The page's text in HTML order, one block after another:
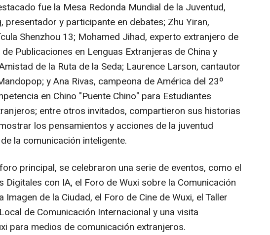
fue la Mesa Redonda Mundial de la Juventud,
, presentador y participante en debates; Zhu Yiran,
Shenzhou 13; Mohamed Jihad, experto extranjero de
Publicaciones en Lenguas Extranjeras de China y
de la Ruta de la Seda; Laurence Larson, cantautor
yAna Rivas, campeona de América del 23º
en Chino "Puente Chino" para Estudiantes
entre otros invitados, compartieron sus historias
los pensamientos y acciones de la juventud
la comunicación inteligente.
principal, se celebraron una serie de eventos, como el
Digitales con IA, el Foro de Wuxi sobre la Comunicación
Imagen de la Ciudad, el Foro de Cine de Wuxi, el Taller
de Comunicación Internacional y una visita
para medios de comunicación extranjeros.